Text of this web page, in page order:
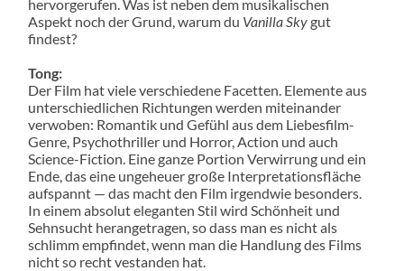
hervorgerufen. Was ist neben dem musikalischen
Aspekt noch der Grund, warum du Vanilla Skygut
findest?
Tong:
Der Film hat viele verschiedene Facetten. Elemente aus
unterschiedlichen Richtungen werden miteinander
verwoben: Romantik und Gefühl aus dem Liebesfilm-
Genre, Psychothriller und Horror, Action und auch
Science-Fiction. Eine ganze Portion Verwirrung und ein
Ende, das eine ungeheuer große Interpretationsfläche
aufspannt — das macht den Film irgendwie besonders.
In einem absolut eleganten Stil wird Schönheit und
Sehnsucht herangetragen, so dass man es nicht als
schlimm empfindet, wenn man die Handlung des Films
nicht so recht vestanden hat.